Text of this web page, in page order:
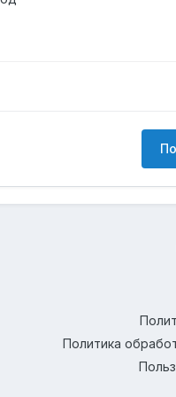
Политика